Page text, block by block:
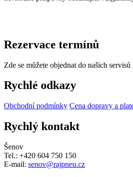
Rezervace termínů
Zde se můžete objednat do našich servisů
Rychlé odkazy
Obchodní podmínky Cena dopravy a
Rychlý kontakt
Šenov
Tel.: +420 604 750 150
E-mail: senov@rajpneu.cz